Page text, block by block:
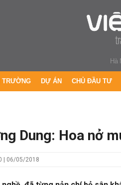
Hà
TRƯỜNG DỰ ÁN CHỦ ĐẦU TƯ
Dung: Hoa nở
| 06/05/2018